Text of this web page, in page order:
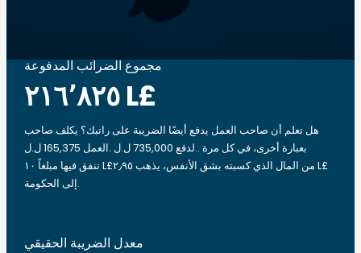
مجموع الضرائب المدفوعة
‏٢١٦٬٨٢٥ L£
هل تعلم أن صاحب العمل يدفع أيضًا الضريبة على راتبك؟ يكلف صاحب
العمل 165,375 ل.ل.‎ لدفع 735,000 ل.ل.‎. بعبارة أخرى، في كل مرة
تنفق فيها مبلغاً ‏١٠ L£من المال الذي كسبته بشق الأنفس، يذهب ‏٢٫٩٥ L£
إلى الحكومة.
معدل الضريبة الحقيقي